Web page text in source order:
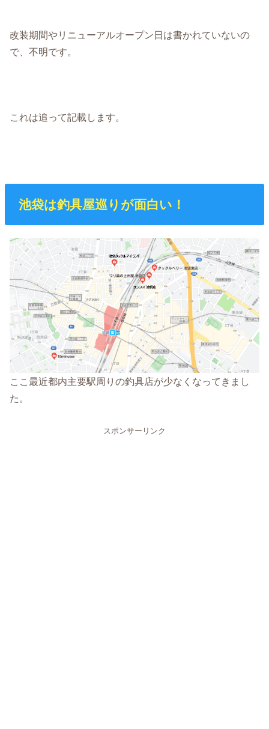
改装期間やリニューアルオープン日は書かれていないの
で、不明です。
これは追って記載します。
池袋は釣具屋巡りが面白い！
ここ最近都内主要駅周りの釣具店が少なくなってきまし
た。
スポンサーリンク